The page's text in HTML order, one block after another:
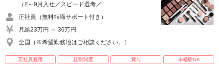
（8～9月入社／スピード選考／ …
正社員（無料転職サポート付き）
月給23万円 ～ 36万円
全国（※希望勤務地はご相談ください。）
正社員登用 社割制度 賞与
未経験OK